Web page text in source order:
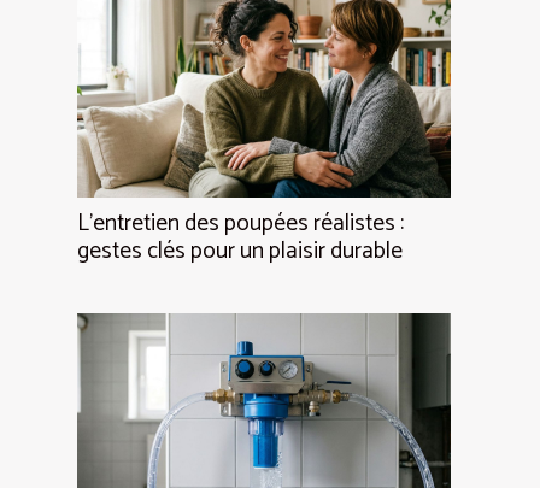
L’entretien des poupées réalistes :
gestes clés pour un plaisir durable